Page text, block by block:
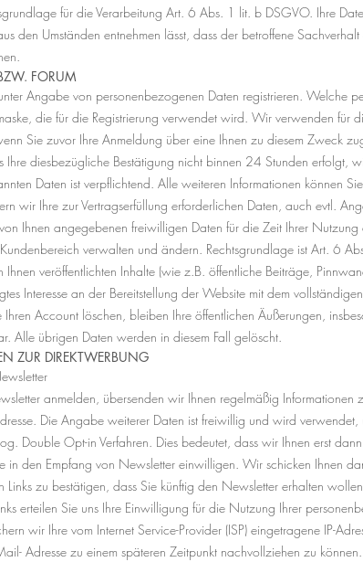
für die Verarbeitung Art. 6 Abs. 1 lit. b DSGVO. Ihre
den Umständen entnehmen lässt, dass der betroffene
FORUM
Angabe von personenbezogenen Daten registrieren. Welche
die für die Registrierung verwendet wird. Wir verwenden für
Sie zuvor Ihre Anmeldung über eine Ihnen zu diesem Zweck
Ihre diesbezügliche Bestätigung nicht binnen 24 Stunden erfolgt,
Daten ist verpflichtend. Alle weiteren Informationen können
wir Ihre zur Vertragserfüllung erforderlichen Daten, auch evtl.
Ihnen angegebenen freiwilligen Daten für die Zeit Ihrer
verwalten und ändern. Rechtsgrundlage ist Art. 6
veröffentlichten Inhalte (wie z.B. öffentliche Beiträge,
Interesse an der Bereitstellung der Website mit dem
Account löschen, bleiben Ihre öffentlichen Äußerungen,
Alle übrigen Daten werden in diesem Fall gelöscht.
ZUR DIREKTWERBUNG
anmelden, übersenden wir Ihnen regelmäßig
Die Angabe weiterer Daten ist freiwillig und wird
Double Opt-in Verfahren. Dies bedeutet, dass wir Ihnen erst
in den Empfang von Newsletter einwilligen. Wir schicken Ihnen
Links zu bestätigen, dass Sie künftig den Newsletter erhalten
erteilen Sie uns Ihre Einwilligung für die Nutzung Ihrer
wir Ihre vom Internet Service-Provider (ISP) eingetragene IP-
Adresse zu einem späteren Zeitpunkt nachvollziehen zu